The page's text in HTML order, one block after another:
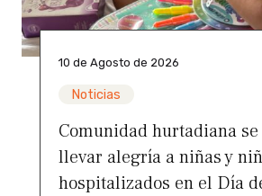
10 de Agosto de 2026
Noticias
Comunidad hurtadiana
llevar alegría a niñas y
hospitalizados en el Día